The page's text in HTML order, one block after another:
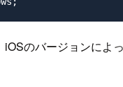
のバージョンに